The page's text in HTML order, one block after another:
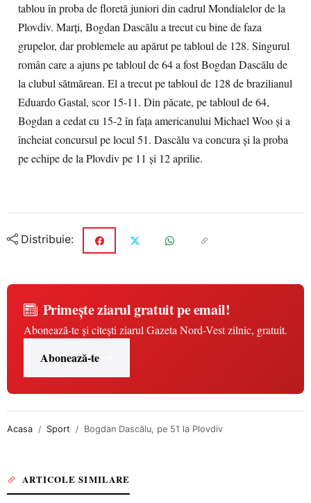
tablou în proba de floretă juniori din cadrul Mondialelor de la
Plovdiv. Marți, Bogdan Dascălu a trecut cu bine de faza
grupelor, dar problemele au apărut pe tabloul de 128. Singurul
român care a ajuns pe tabloul de 64 a fost Bogdan Dascălu de
la clubul sătmărean. El a trecut pe tabloul de 128 de brazilianul
Eduardo Gastal, scor 15-11. Din păcate, pe tabloul de 64,
Bogdan a cedat cu 15-2 în fața americanului Michael Woo şi a
încheiat concursul pe locul 51. Dascălu va concura şi la proba
pe echipe de la Plovdiv pe 11 şi 12 aprilie.
Distribuie:
Primește ziarul gratuit pe email!
Abonează-te și citești ziarul Gazeta Nord-Vest zilnic, gratuit.
Abonează-te
Acasa Sport Bogdan Dascălu, pe 51 la Plovdiv
ARTICOLE SIMILARE